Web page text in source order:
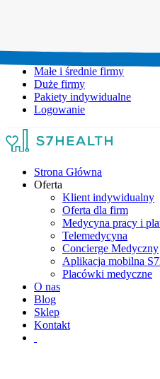
Małe i średnie firmy
Duże firmy
Pakiety indywidualne
Logowanie
Strona Główna
Oferta
Klient indywidualny
Oferta dla firm
Medycyna pracy i
Telemedycyna
Concierge Medyczny
Aplikacja mobilna
Placówki medyczne
O nas
Blog
Sklep
Kontakt